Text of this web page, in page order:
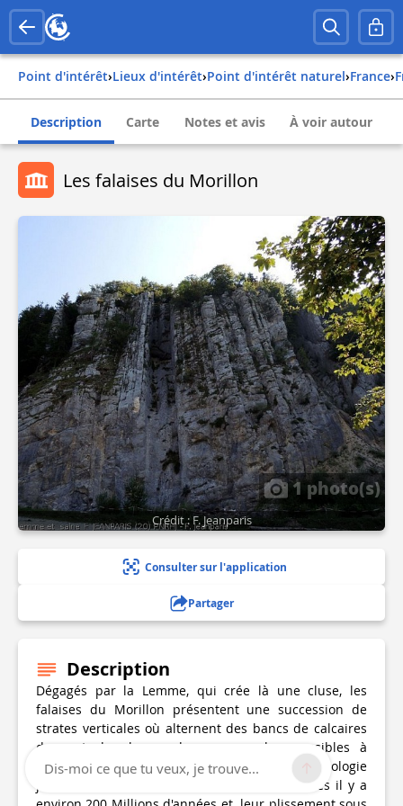
Point d'intérêt› Lieux d'intérêt› Point d'intérêt naturel› france›
Description Carte Notes et avis À voir autour
Les falaises du Morillon
1 photo(s)
Crédit : F. Jeanparis
Consulter sur l'application
Partager
Description
Dégagés par la Lemme, qui crée là une cluse, les
falaises du Morillon présentent une succession de
strates verticales où alternent des bancs de calcaires
durs et des bancs de marnes plus sensibles à
l'érosion. L'ensemble offre une leçon de géologie
jurassienne : création de roches sédimentaires il y a
Dis-moi ce que tu veux, je trouve...